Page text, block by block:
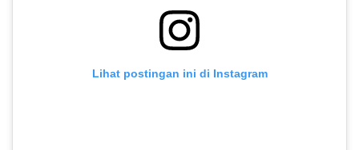
Lihat postingan ini di Instagram